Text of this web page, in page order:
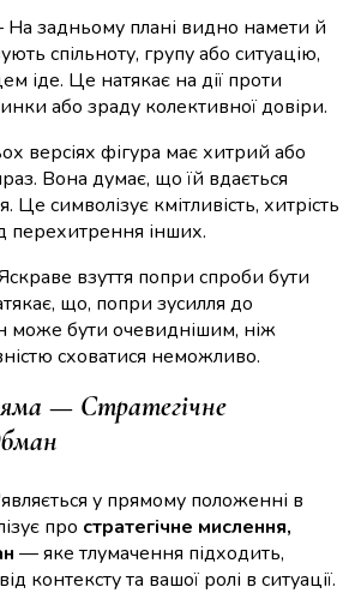
задньому плані видно намети й
спільноту, групу або ситуацію,
іде. Це натякає на дії проти
або зраду колективної довіри.
версіях фігура має хитрий або
Вона думає, що їй вдається
символізує кмітливість, хитрість
перехитрення інших.
взуття попри спроби бути
що, попри зусилля до
може бути очевиднішим, ніж
сховатися неможливо.
— Стратегічне
у прямому положенні в
про стратегічне мислення,
— яке тлумачення підходить,
контексту та вашої ролі в ситуації.